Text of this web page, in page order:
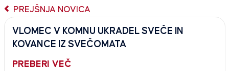
PREJŠNJA NOVICA
VLOMEC V KOMNU UKRADEL SVEČE IN
KOVANCE IZ SVEČOMATA
PREBERI VEČ